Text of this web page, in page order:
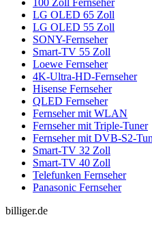
LG OLED 65 Zoll
LG OLED 55 Zoll
SONY-Fernseher
Smart-TV 55 Zoll
Loewe Fernseher
4K-Ultra-HD-Fernseher
Hisense Fernseher
QLED Fernseher
Fernseher mit WLAN
Fernseher mit Triple-Tuner
Fernseher mit DVB-S2-
Smart-TV 32 Zoll
Smart-TV 40 Zoll
Telefunken Fernseher
Panasonic Fernseher
billiger.de